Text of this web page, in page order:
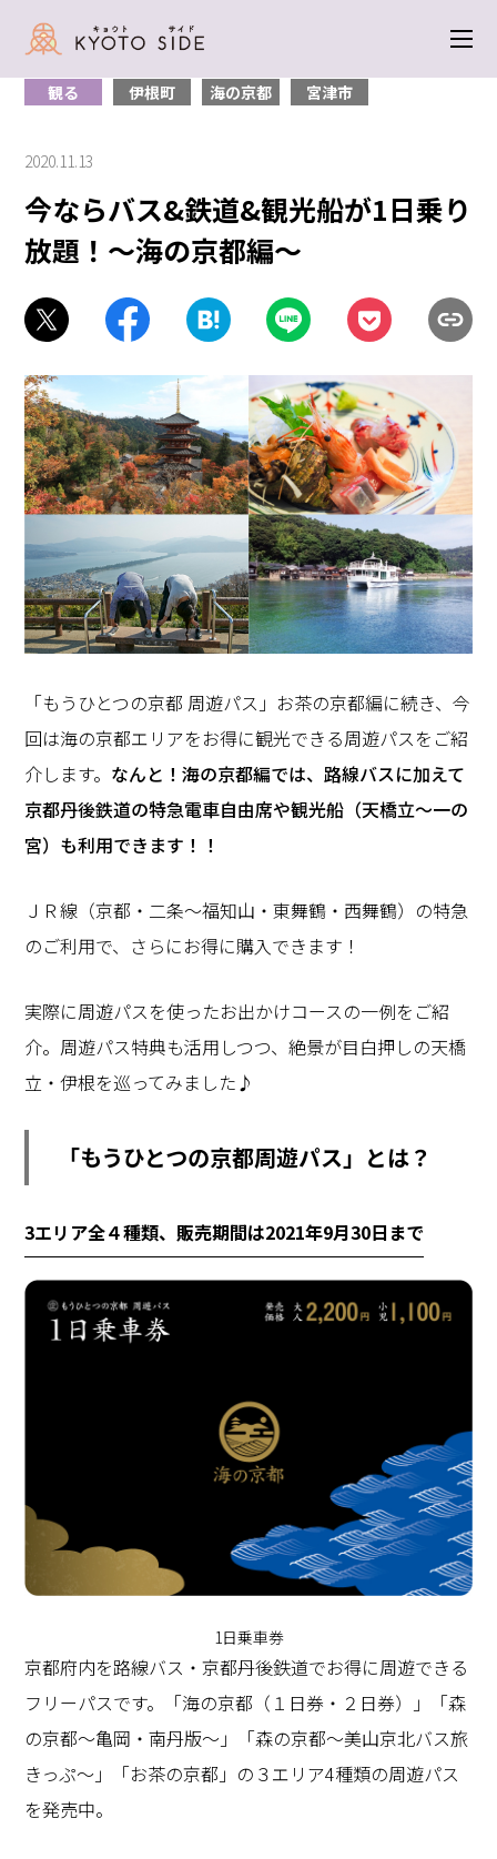
～
観る 伊根町 海の京都 宮津市
2020.11.13
今ならバス&鉄道&観光船が1日乗り
放題！～海の京都編～
「もうひとつの京都 周遊パス」お茶の京都編に続き、今
回は海の京都エリアをお得に観光できる周遊パスをご紹
介します。 なんと！海の京都編では、路線バスに加えて
京都丹後鉄道の特急電車自由席や観光船（天橋立～一の
宮）も利用できます！！
ＪＲ線（京都・二条～福知山・東舞鶴・西舞鶴）の特急
のご利用で、さらにお得に購入できます！
実際に周遊パスを使ったお出かけコースの一例をご紹
介。周遊パス特典も活用しつつ、絶景が目白押しの天橋
立・伊根を巡ってみました♪
「もうひとつの京都周遊パス」とは？
3エリア全４種類、販売期間は2021年9月30日まで
1日乗車券
京都府内を路線バス・京都丹後鉄道でお得に周遊できる
フリーパスです。「海の京都（１日券・２日券）」「森
の京都～亀岡・南丹版～」「森の京都～美山京北バス旅
きっぷ～」「お茶の京都」の３エリア4種類の周遊パス
を発売中。